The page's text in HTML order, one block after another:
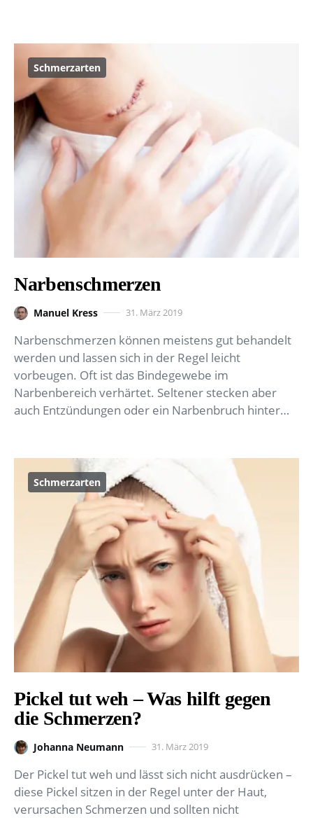
Schmerzarten
Narbenschmerzen
Manuel Kress 31. März 2019
Narbenschmerzen können meistens gut behandelt
werden und lassen sich in der Regel leicht
vorbeugen. Oft ist das Bindegewebe im
Narbenbereich verhärtet. Seltener stecken aber
auch Entzündungen oder ein Narbenbruch hinter…
Schmerzarten
Pickel tut weh – Was hilft gegen
die Schmerzen?
Johanna Neumann 31. März 2019
Der Pickel tut weh und lässt sich nicht ausdrücken –
diese Pickel sitzen in der Regel unter der Haut,
verursachen Schmerzen und sollten nicht